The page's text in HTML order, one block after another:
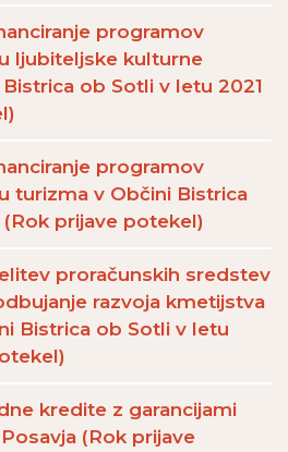
programov
ljubiteljske kulturne
ob Sotli v letu 2021
programov
turizma v Občini Bistrica
prijave potekel)
proračunskih sredstev
razvoja kmetijstva
Bistrica ob Sotli v letu
kredite z garancijami
(Rok prijave